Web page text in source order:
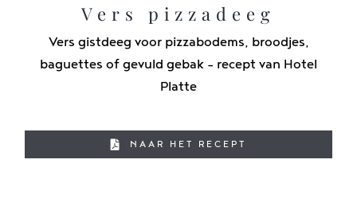
Vers pizzadeeg
Vers gistdeeg voor pizzabodems, broodjes,
baguettes of gevuld gebak - recept van Hotel
Platte
NAAR HET RECEPT